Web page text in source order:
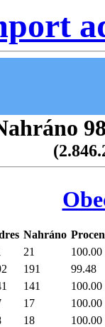
Nahráno
21
100.00
191
99.48
141
100.00
17
100.00
18
100.00